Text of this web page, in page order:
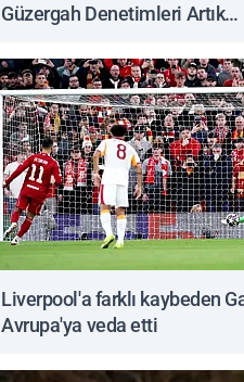
Güzergah Denetimleri Artık
Liverpool'a farklı kaybeden
Avrupa'ya veda etti